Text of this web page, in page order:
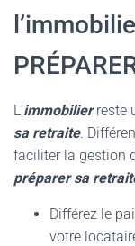
L’immobilierreste
sa retraite.
faciliter la gestion
préparer sa
Différez le
votre